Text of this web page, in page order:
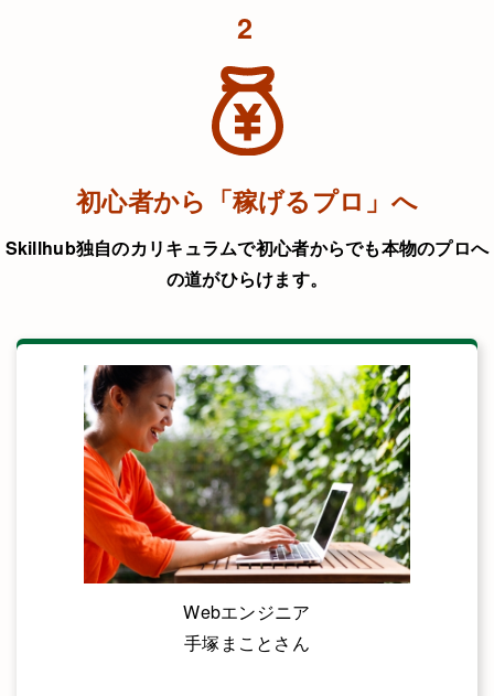
2
初心者から「稼げるプロ」へ
Skillhub独自のカリキュラムで初心者からでも本物のプロへ
の道がひらけます。
Webエンジニア
手塚まことさん